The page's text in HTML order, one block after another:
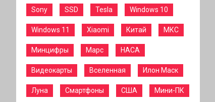
Sony SSD Tesla Windows 10
Windows 11 Xiaomi Китай МКС
Минцифры Марс НАСА
Видеокарты Вселенная Илон Маск
Луна Смартфоны США Мини-ПК